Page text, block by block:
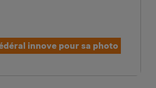
innove pour sa photo